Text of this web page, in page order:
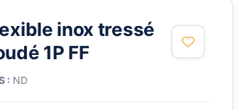
inox tressé
1P FF
: ND